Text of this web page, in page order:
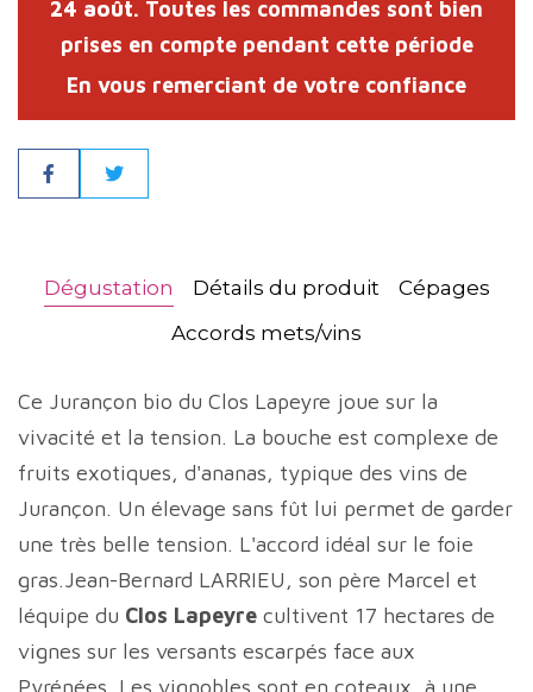
24 août. Toutes les commandes sont bien
prises en compte pendant cette période
En vous remerciant de votre confiance
Partager
Dégustation
Ce Jurançon bio du Clos Lapeyre joue sur la
vivacité et la tension. La bouche est complexe de
fruits exotiques, d'ananas, typique des vins de
Jurançon. Un élevage sans fût lui permet de garder
une très belle tension. L'accord idéal sur le foie
gras.Jean-Bernard LARRIEU, son père Marcel et
léquipe du Clos Lapeyre cultivent 17 hectares de
vignes sur les versants escarpés face aux
Pyrénées. Les vignobles sont en coteaux, à une
Détails du produit
Cépages
Accords mets/vins